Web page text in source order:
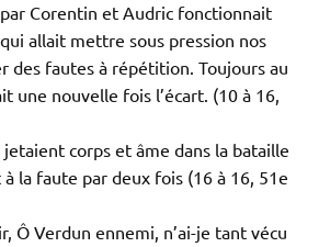
Corentin et Audric fonctionnait
allait mettre sous pression nos
des fautes à répétition. Toujours au
une nouvelle fois l’écart. (10 à 16,
jetaient corps et âme dans la bataille
la faute par deux fois (16 à 16, 51e
Ô Verdun ennemi, n’ai-je tant vécu